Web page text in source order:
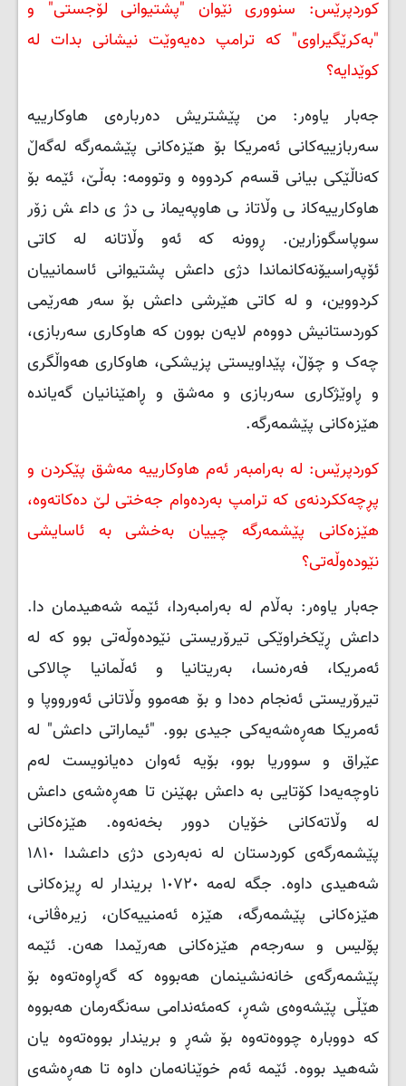
کوردپرێس: سنووری نێوان "پشتیوانی لۆجستی" و
"بەکرێگیراوی" کە ترامپ دەیەوێت نیشانی بدات لە
کوێدایە؟
جەبار یاوەر: من پێشتریش دەربارەی هاوکارییە
سەربازییەکانی ئەمریکا بۆ هێزەکانی پێشمەرگە لەگەڵ
کەناڵێکی بیانی قسەم کردووە و وتوومە: بەڵێ، ئێمە بۆ
هاوکارییەکانی وڵاتانی هاوپەیمانی دژی داعش زۆر
سوپاسگوزارین. ڕوونە کە ئەو وڵاتانە لە کاتی
ئۆپەراسیۆنەکانماندا دژی داعش پشتیوانی ئاسمانییان
کردووین، و لە کاتی هێرشی داعش بۆ سەر هەرێمی
کوردستانیش دووەم لایەن بوون کە هاوکاری سەربازی،
چەک و چۆڵ، پێداویستی پزیشکی، هاوکاری هەواڵگری
و ڕاوێژکاری سەربازی و مەشق و ڕاهێنانیان گەیاندە
هێزەکانی پێشمەرگە.
کوردپرێس: لە بەرامبەر ئەم هاوکارییە مەشق پێکردن و
پڕچەککردنەی کە ترامپ بەردەوام جەختی لێ دەکاتەوە،
هێزەکانی پێشمەرگە چییان بەخشی بە ئاسایشی
نێودەوڵەتی؟
جەبار یاوەر: بەڵام لە بەرامبەردا، ئێمە شەهیدمان دا.
داعش ڕێکخراوێکی تیرۆریستی نێودەوڵەتی بوو کە لە
ئەمریکا، فەرەنسا، بەریتانیا و ئەڵمانیا چالاکی
تیرۆریستی ئەنجام دەدا و بۆ هەموو وڵاتانی ئەورووپا و
ئەمریکا هەڕەشەیەکی جیدی بوو. "ئیماراتی داعش" لە
عێراق و سووریا بوو، بۆیە ئەوان دەیانویست لەم
ناوچەیەدا کۆتایی بە داعش بهێنن تا هەڕەشەی داعش
لە وڵاتەکانی خۆیان دوور بخەنەوە. هێزەکانی
پێشمەرگەی کوردستان لە نەبەردی دژی داعشدا ١٨١٠
شەهیدی داوە. جگە لەمە ١٠٧٢٠ بریندار لە ڕیزەکانی
هێزەکانی پێشمەرگە، هێزە ئەمنییەکان، زیرەڤانی،
پۆلیس و سەرجەم هێزەکانی هەرێمدا هەن. ئێمە
پێشمەرگەی خانەنشینمان هەبووە کە گەڕاوەتەوە بۆ
هێڵی پێشەوەی شەڕ، کەمئەندامی سەنگەرمان هەبووە
کە دووبارە چووەتەوە بۆ شەڕ و بریندار بووەتەوە یان
شەهید بووە. ئێمە ئەم خوێنانەمان داوە تا هەڕەشەی